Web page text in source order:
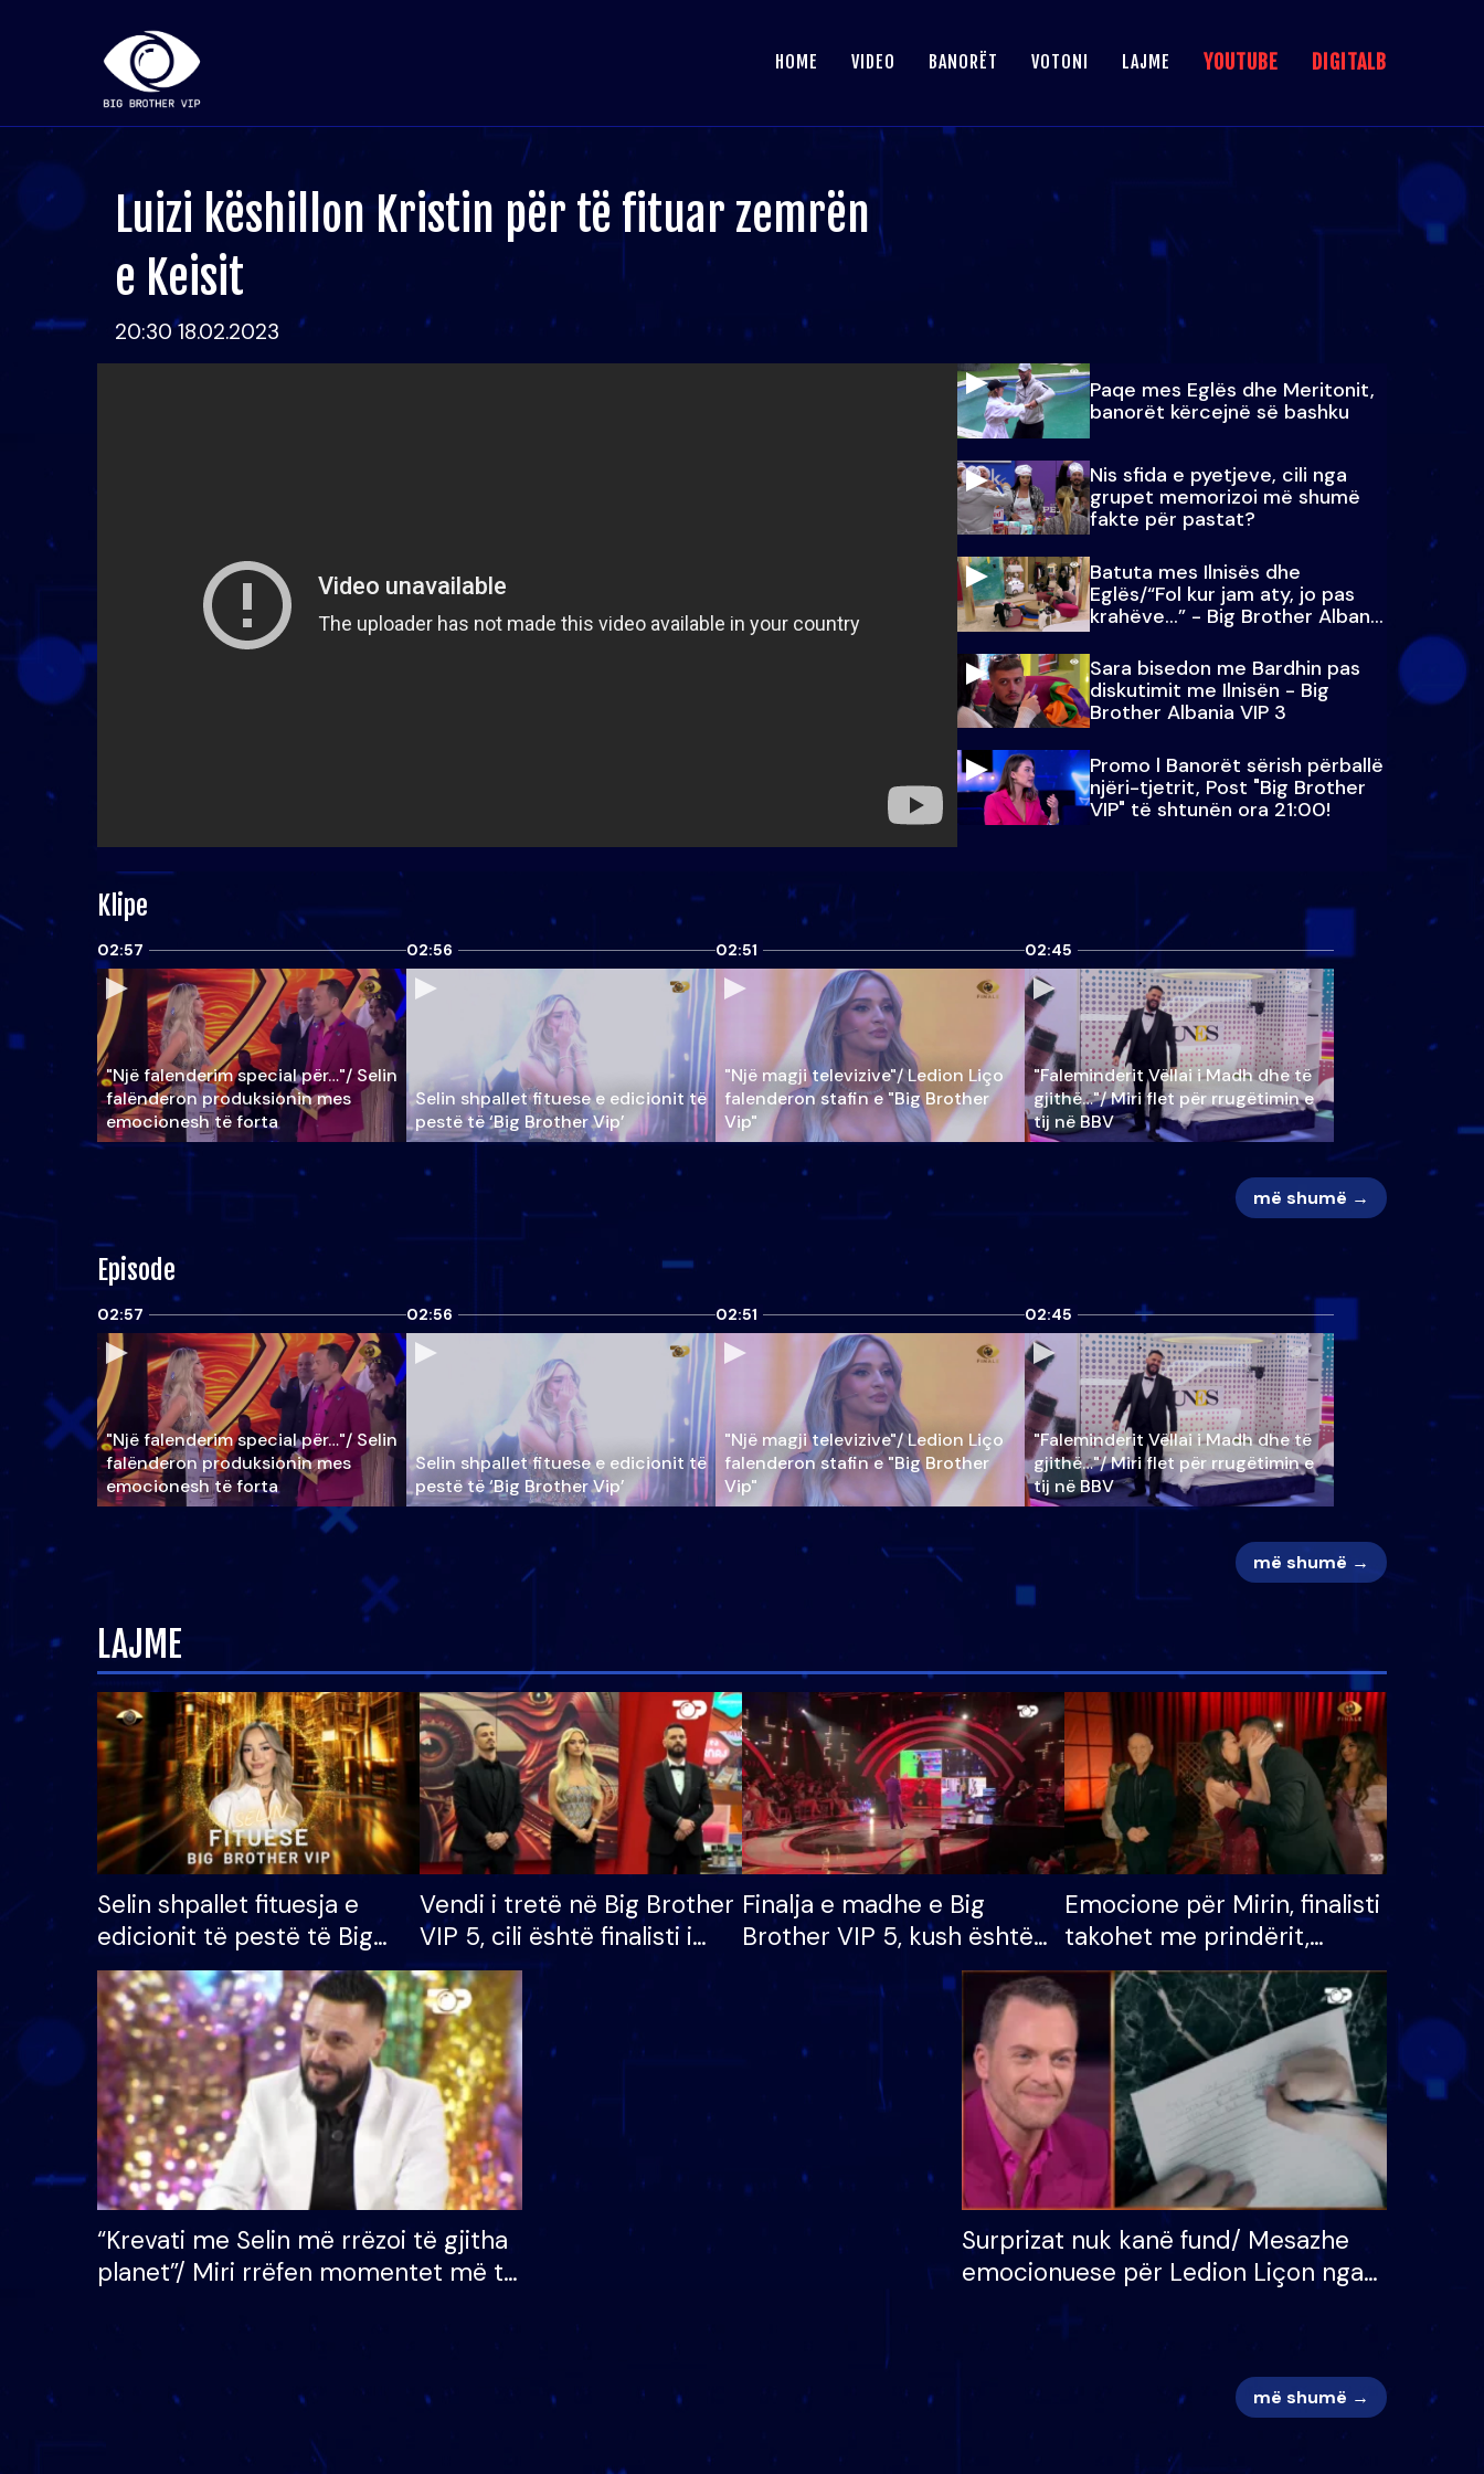
HOME VIDEO BANORËT VOTONI LAJME YOUTUBE DIGITALB
Luizi këshillon Kristin për të fituar zemrën
e Keisit
20:30 18.02.2023
Paqe mes Eglës dhe Meritonit,
banorët kërcejnë së bashku
Nis sfida e pyetjeve, cili nga
grupet memorizoi më shumë
fakte për pastat?
Batuta mes Ilnisës dhe
Eglës/“Fol kur jam aty, jo pas
krahëve…” - Big Brother Albania
VIP 3
Sara bisedon me Bardhin pas
diskutimit me Ilnisën - Big
Brother Albania VIP 3
Promo l Banorët sërish përballë
njëri-tjetrit, Post "Big Brother
VIP" të shtunën ora 21:00!
Klipe
02:57
"Një falenderim special për…"/ Selin
falënderon produksionin mes
emocionesh të forta
02:56
Selin shpallet fituese e edicionit të
pestë të ‘Big Brother Vip’
02:51
"Një magji televizive"/ Ledion Liço
falenderon stafin e "Big Brother
Vip"
02:45
"Faleminderit Vëllai i Madh dhe të
gjithë…"/ Miri flet për rrugëtimin e
tij në BBV
më shumë →
Episode
02:57
"Një falenderim special për…"/ Selin
falënderon produksionin mes
emocionesh të forta
02:56
Selin shpallet fituese e edicionit të
pestë të ‘Big Brother Vip’
02:51
"Një magji televizive"/ Ledion Liço
falenderon stafin e "Big Brother
Vip"
02:45
"Faleminderit Vëllai i Madh dhe të
gjithë…"/ Miri flet për rrugëtimin e
tij në BBV
më shumë →
LAJME
Selin shpallet fituesja e
edicionit të pestë të Big
Brother VIP, rrëmben
çmimin e madh prej 100
mijë eurosh
Vendi i tretë në Big Brother
VIP 5, cili është finalisti i
radhës që lë shtëpinë
Finalja e madhe e Big
Brother VIP 5, kush është
banori i parë që lë shtëpinë
dhe humb mundësinë për
të fituar çmimin e madh
Emocione për Mirin, finalisti
takohet me prindërit,
vajzën dhe bashkëshorten:
S’kemi ndonjë letër divorci
apo jo?
“Krevati me Selin më rrëzoi të gjitha
planet”/ Miri rrëfen momentet më të
mungojë zilja e mëngjesit kur…
Surprizat nuk kanë fund/ Mesazhe
emocionuese për Ledion Liçon nga
më shumë →